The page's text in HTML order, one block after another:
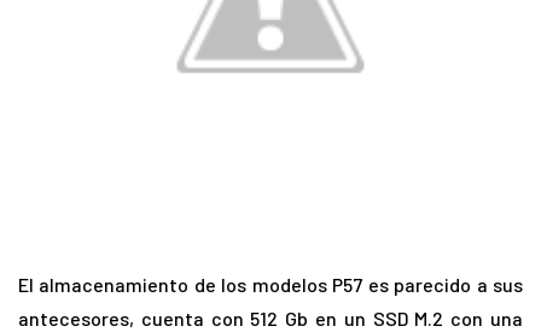
El almacenamiento de los modelos P57 es parecido a sus
antecesores, cuenta con 512 Gb en un SSD M.2 con una